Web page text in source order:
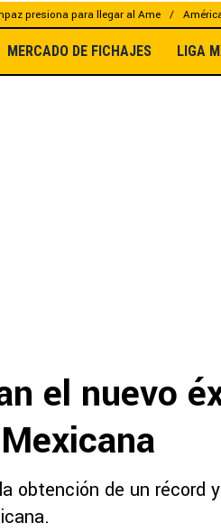
presiona para llegar al Ame
MERCADO DE FICHAJES LIGA
el nuevo
obtención de un récord